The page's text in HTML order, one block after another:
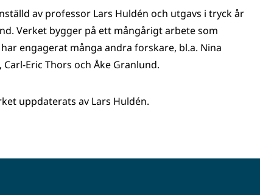
av professor Lars Huldén och utgavs i tryck år
Verket bygger på ett mångårigt arbete som
engagerat många andra forskare, bl.a. Nina
Eric Thors och Åke Granlund.
uppdaterats av Lars Huldén.